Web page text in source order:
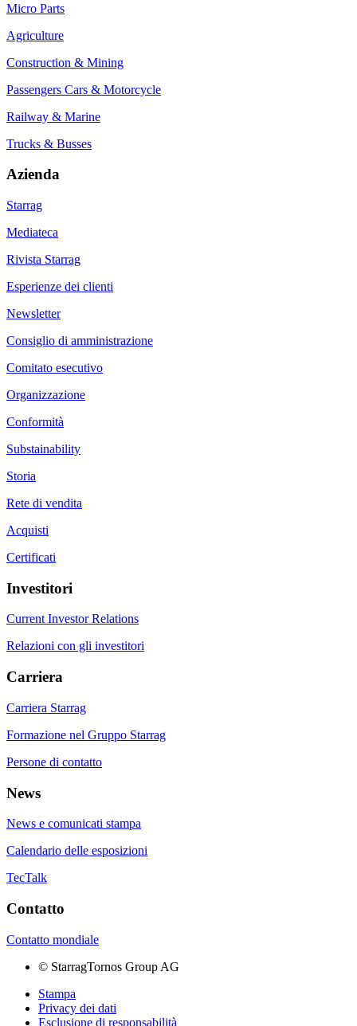
Micro Parts
Agriculture
Construction & Mining
Passengers Cars & Motorcycle
Railway & Marine
Trucks & Busses
Azienda
Starrag
Mediateca
Rivista Starrag
Esperienze dei clienti
Newsletter
Consiglio di amministrazione
Comitato esecutivo
Organizzazione
Conformità
Substainability
Storia
Rete di vendita
Acquisti
Certificati
Investitori
Current Investor Relations
Relazioni con gli investitori
Carriera
Carriera Starrag
Formazione nel Gruppo Starrag
Persone di contatto
News
News e comunicati stampa
Calendario delle esposizioni
TecTalk
Contatto
Contatto mondiale
© StarragTornos Group AG
Stampa
Privacy dei dati
Esclusione di responsabilità